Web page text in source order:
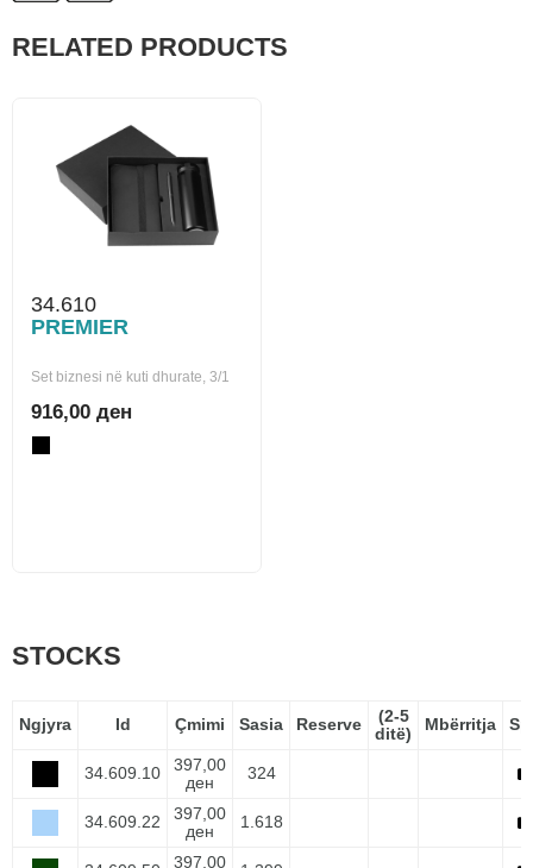
RELATED PRODUCTS
34.610
PREMIER
Set biznesi në kuti dhurate, 3/1
916,00 ден
STOCKS
Ngjyra Id Çmimi Sasia Reserve
(2-5
ditë)
Mbërritja
34.609.10
397,00
ден
324
34.609.22
397,00
ден
1.618
397,00